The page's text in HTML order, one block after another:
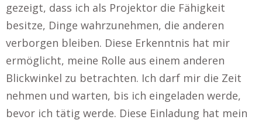
gezeigt, dass ich als Projektor die Fähigkeit
besitze, Dinge wahrzunehmen, die anderen
verborgen bleiben. Diese Erkenntnis hat mir
ermöglicht, meine Rolle aus einem anderen
Blickwinkel zu betrachten. Ich darf mir die Zeit
nehmen und warten, bis ich eingeladen werde,
bevor ich tätig werde. Diese Einladung hat mein